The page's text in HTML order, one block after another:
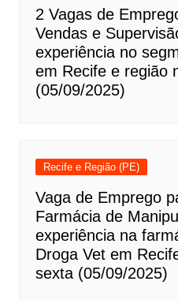
2 Vagas de
Vendas e
experiência no
em Recife e região
(05/09/2025)
Recife e Região (PE)
Vaga de Emprego
Farmácia de
experiência na
Droga Vet em
sexta (05/09/2025)